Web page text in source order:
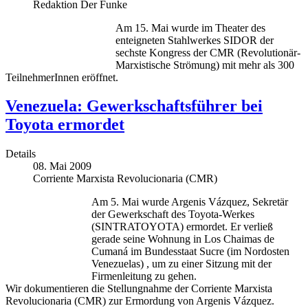
Redaktion Der Funke
Am 15. Mai wurde im Theater des
enteigneten Stahlwerkes SIDOR der
sechste Kongress der CMR (Revolutionär-
Marxistische Strömung) mit mehr als 300
TeilnehmerInnen eröffnet.
Venezuela: Gewerkschaftsführer bei
Toyota ermordet
Details
08. Mai 2009
Corriente Marxista Revolucionaria (CMR)
Am 5. Mai wurde Argenis Vázquez, Sekretär
der Gewerkschaft des Toyota-Werkes
(SINTRATOYOTA) ermordet. Er verließ
gerade seine Wohnung in Los Chaimas de
Cumaná im Bundesstaat Sucre (im Nordosten
Venezuelas) , um zu einer Sitzung mit der
Firmenleitung zu gehen.
Wir dokumentieren die Stellungnahme der Corriente Marxista
Revolucionaria (CMR) zur Ermordung von Argenis Vázquez.